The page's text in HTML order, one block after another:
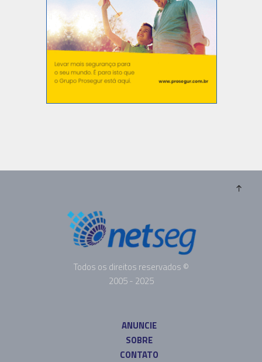
Todos os direitos reservados ©
2005 - 2025
ANUNCIE
SOBRE
CONTATO